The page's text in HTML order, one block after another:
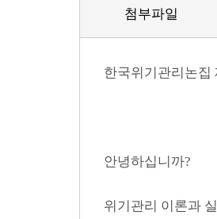
첨부파일
한국위기관리논집
안녕하십니까?
위기관리 이론과